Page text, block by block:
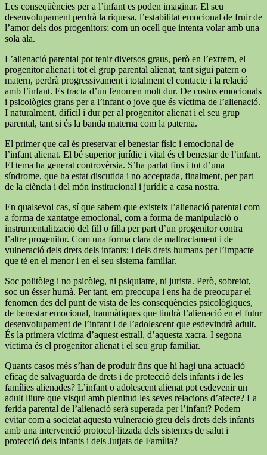
Les conseqüències per a l’infant es poden imaginar. El seu
desenvolupament perdrà la riquesa, l’estabilitat emocional de fruir de
l’amor dels dos progenitors; com un ocell que intenta volar amb una
sola ala.
L’alienació parental pot tenir diversos graus, però en l’extrem, el
progenitor alienat i tot el grup parental alienat, tant sigui patern o
matern, perdrà progressivament i totalment el contacte i la relació
amb l’infant. Es tracta d’un fenomen molt dur. De costos emocionals
i psicològics grans per a l’infant o jove que és víctima de l’alienació.
I naturalment, difícil i dur per al progenitor alienat i el seu grup
parental, tant si és la banda materna com la paterna.
El primer que cal és preservar el benestar físic i emocional de
l’infant alienat. El bé superior jurídic i vital és el benestar de l’infant.
El tema ha generat controvèrsia. S’ha parlat fins i tot d’una
síndrome, que ha estat discutida i no acceptada, finalment, per part
de la ciència i del món institucional i jurídic a casa nostra.
En qualsevol cas, sí que sabem que existeix l’alienació parental com
a forma de xantatge emocional, com a forma de manipulació o
instrumentalització del fill o filla per part d’un progenitor contra
l’altre progenitor. Com una forma clara de maltractament i de
vulneració dels drets dels infants; i dels drets humans per l’impacte
que té en el menor i en el seu sistema familiar.
Soc politòleg i no psicòleg, ni psiquiatre, ni jurista. Però, sobretot,
soc un ésser humà. Per tant, em preocupa i ens ha de preocupar el
fenomen des del punt de vista de les conseqüències psicològiques,
de benestar emocional, traumàtiques que tindrà l’alienació en el futur
desenvolupament de l’infant i de l’adolescent que esdevindrà adult.
És la primera víctima d’aquest estrall, d’aquesta xacra. I segona
víctima és el progenitor alienat i el seu grup familiar.
Quants casos més s’han de produir fins que hi hagi una actuació
eficaç de salvaguarda de drets i de protecció dels infants i de les
famílies alienades? L’infant o adolescent alienat pot esdevenir un
adult lliure que visqui amb plenitud les seves relacions d’afecte? La
ferida parental de l’alienació serà superada per l’infant? Podem
evitar com a societat aquesta vulneració greu dels drets dels infants
amb una intervenció protocol·litzada dels sistemes de salut i
protecció dels infants i dels Jutjats de Família?